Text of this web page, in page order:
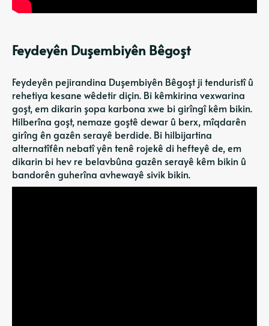
Feydeyên Duşembiyên Bêgoşt
Feydeyên pejirandina Duşembiyên Bêgoşt ji tenduristî û
rehetiya kesane wêdetir diçin. Bi kêmkirina vexwarina
goşt, em dikarin şopa karbona xwe bi girîngî kêm bikin.
Hilberîna goşt, nemaze goştê dewar û berx, mîqdarên
girîng ên gazên serayê berdide. Bi hilbijartina
alternatîfên nebatî yên tenê rojekê di hefteyê de, em
dikarin bi hev re belavbûna gazên serayê kêm bikin û
bandorên guherîna avhewayê sivik bikin.